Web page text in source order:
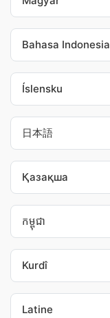
Bahasa Indonesia
Íslensku
日本語
Қазақша
កម្ពុជា
Kurdî
Latine